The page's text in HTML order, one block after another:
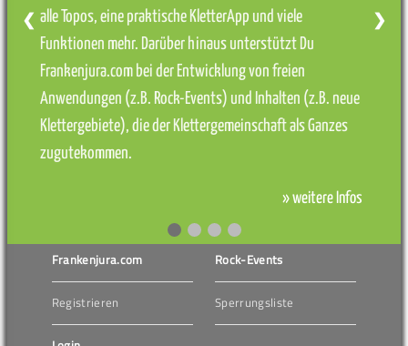
alle Topos, eine praktische KletterApp und viele
Funktionen mehr. Darüber hinaus unterstützt Du
Frankenjura.com bei der Entwicklung von freien
Anwendungen (z.B. Rock-Events) und Inhalten (z.B. neue
Klettergebiete), die der Klettergemeinschaft als Ganzes
zugutekommen.
» weitere Infos
❮ ❯
Frankenjura.com
Registrieren
Rock-Events
Sperrungsliste